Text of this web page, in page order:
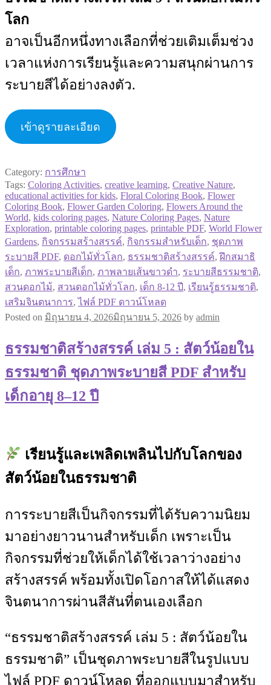
โลก
อาจเป็นอีกหนึ่งทางเลือกที่ช่วยเติมเต็มช่วง
เวลาแห่งการเรียนรู้และความสนุกผ่านการ
ระบายสีได้อย่างลงตัว.
เข้าดูรายละเอียด
Category: การศึกษา
Tags: Coloring Activities, creative learning, Creative Nature,
educational activities for kids, Floral Coloring Book, Flower
Coloring Book, Flower Garden Coloring, Flowers Around the
World, kids coloring pages, Nature Coloring Pages, Nature
Exploration, printable coloring pages, printable PDF, World Flower
Gardens, กิจกรรมสร้างสรรค์, กิจกรรมสำหรับเด็ก, ชุดภาพ
ระบายสี PDF, ดอกไม้ทั่วโลก, ธรรมชาติสร้างสรรค์,ฝึกสมาธิ
เด็ก, ภาพระบายสีเด็ก, ภาพลายเส้นขาวดำ, ระบายสีธรรมชาติ,
สวนดอกไม้, สวนดอกไม้ทั่วโลก, เด็ก 8-12 ปี, เรียนรู้ธรรมชาติ,
เสริมจินตนาการ,ไฟล์ PDF ดาวน์โหลด
Posted on มิถุนายน 4, 2026มิถุนายน 5, 2026 by admin
ธรรมชาติสร้างสรรค์ เล่ม 5 : สัตว์น้อยใน
ธรรมชาติ ชุดภาพระบายสี PDF สำหรับ
เด็กอายุ 8–12 ปี
เรียนรู้และเพลิดเพลินไปกับโลกของ
สัตว์น้อยในธรรมชาติ
การระบายสีเป็นกิจกรรมที่ได้รับความนิยม
มาอย่างยาวนานสำหรับเด็ก เพราะเป็น
กิจกรรมที่ช่วยให้เด็กได้ใช้เวลาว่างอย่าง
สร้างสรรค์ พร้อมทั้งเปิดโอกาสให้ได้แสดง
จินตนาการผ่านสีสันที่ตนเองเลือก
“ธรรมชาติสร้างสรรค์ เล่ม 5 : สัตว์น้อยใน
ธรรมชาติ” เป็นชุดภาพระบายสีในรูปแบบ
ไฟล์ PDF ดาวน์โหลด ที่ออกแบบมาสำหรับ